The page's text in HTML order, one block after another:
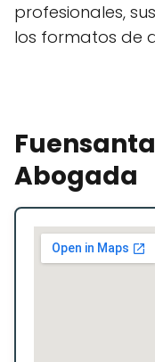
profesionales,
los formatos de
Abogada